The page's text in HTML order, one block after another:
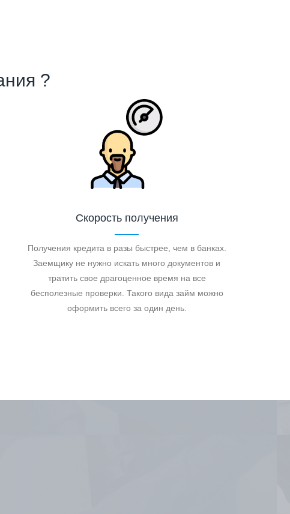
?
Скорость получения
Получения кредита в разы быстрее, чем в банках.
Заемщику не нужно искать много документов и
тратить свое драгоценное время на все
бесполезные проверки. Такого вида займ можно
оформить всего за один день.